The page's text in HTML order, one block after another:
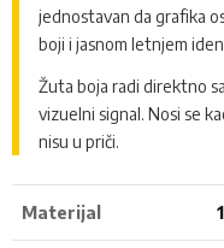
jednostavan da grafika
boji i jasnom letnjem
Žuta boja radi direktno
vizuelni signal. Nosi se
nisu u priči.
Materijal